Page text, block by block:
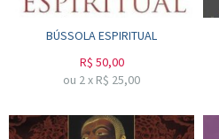
BÚSSOLA ESPIRITUAL
R$ 50,00
ou 2x R$ 25,00